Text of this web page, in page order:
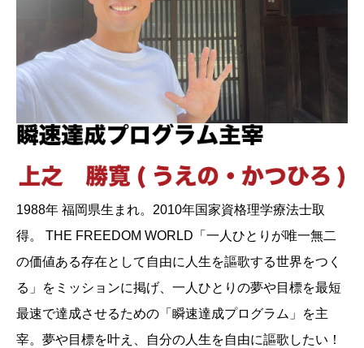
1988年 福岡県生まれ。2010年国家資格理学療法士取
得。 THE FREEDOM WORLD「一人ひとりが唯一無二
の価値ある存在として自由に人生を謳歌する世界をつく
る」をミッションに掲げ、一人ひとりの夢や目標を最短
最速で達成させるための「瞬速達成プログラム」を主
宰。夢や目標を叶え、自分の人生を自由に謳歌したい！